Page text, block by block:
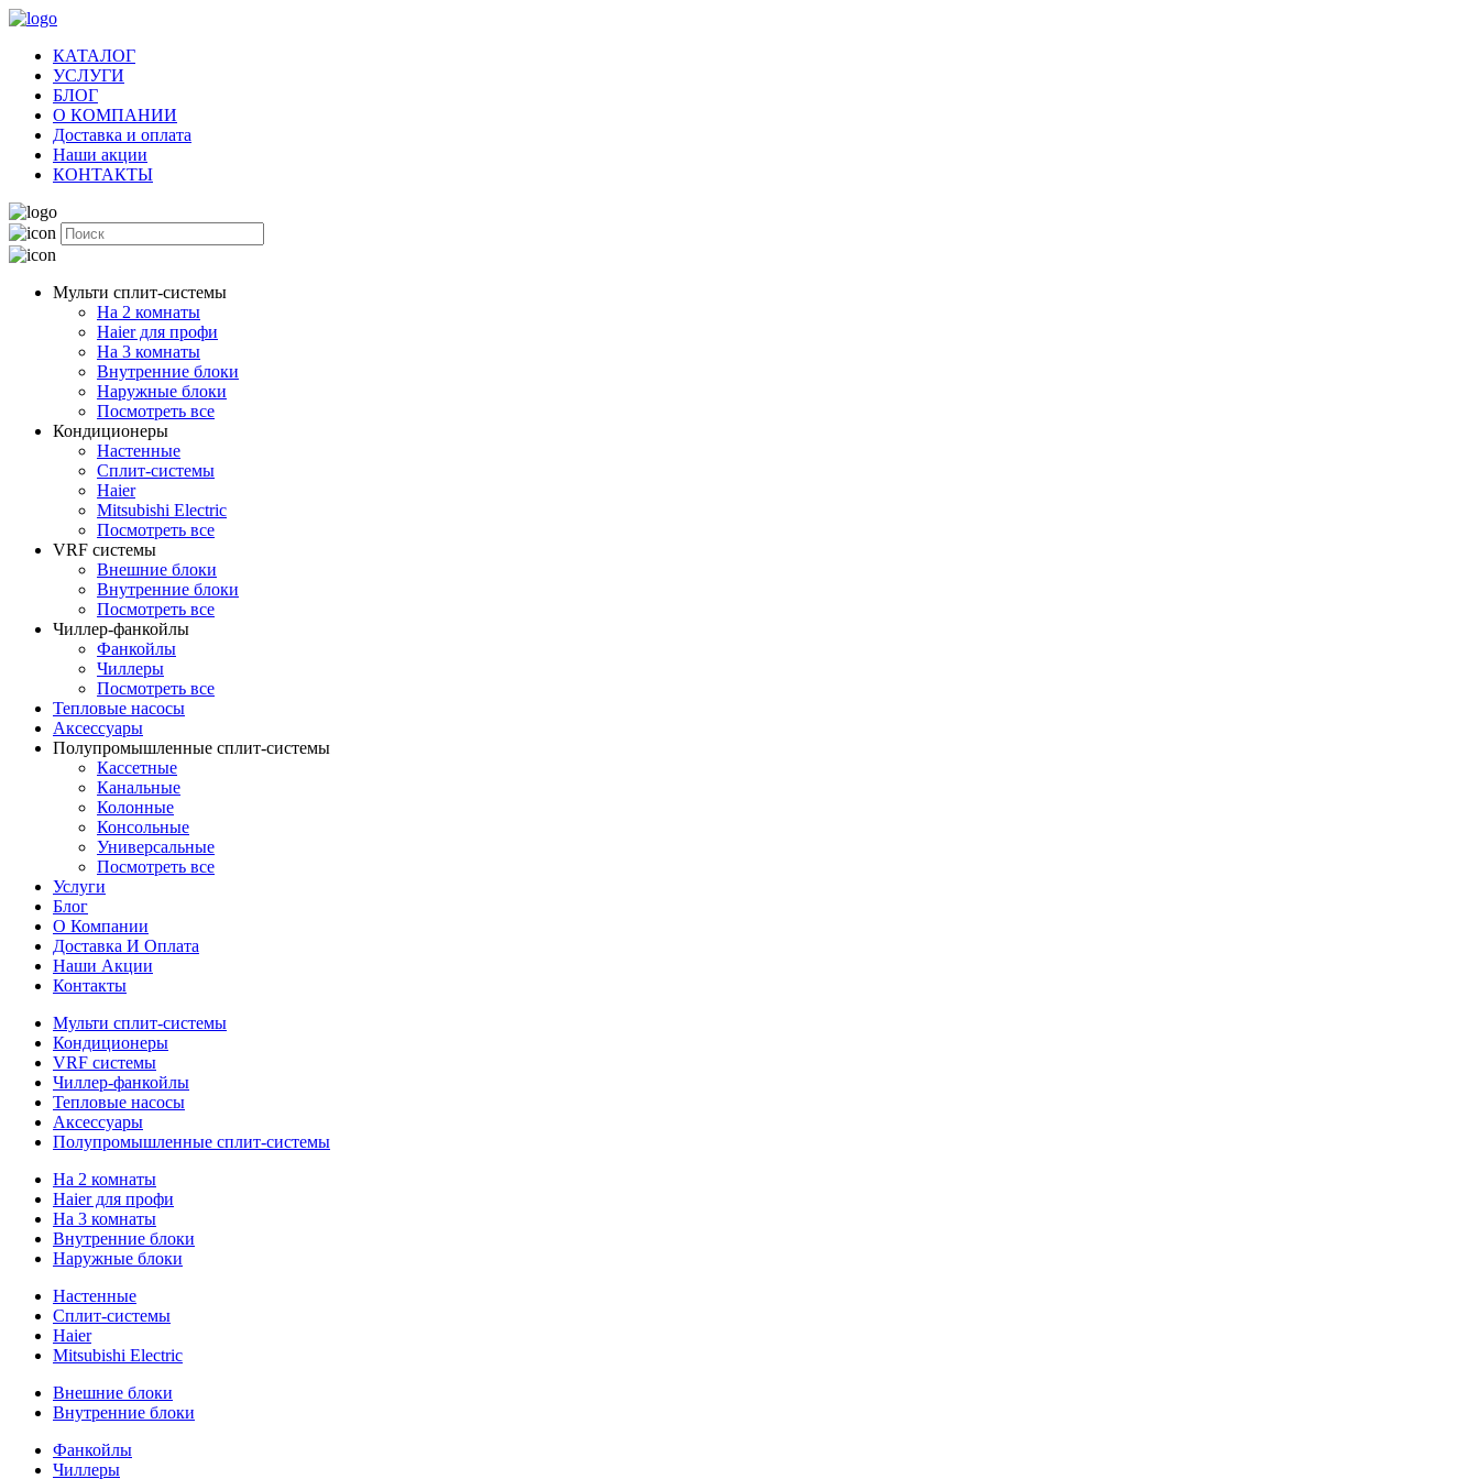
КАТАЛОГ
УСЛУГИ
БЛОГ
О КОМПАНИИ
Доставка и оплата
Наши акции
КОНТАКТЫ
Мульти сплит-системы
На 2 комнаты
Haier для профи
На 3 комнаты
Внутренние блоки
Наружные блоки
Посмотреть все
Кондиционеры
Настенные
Сплит-системы
Haier
Mitsubishi Electric
Посмотреть все
VRF системы
Внешние блоки
Внутренние блоки
Посмотреть все
Чиллер-фанкойлы
Фанкойлы
Чиллеры
Посмотреть все
Тепловые насосы
Аксессуары
Полупромышленные сплит-системы
Кассетные
Канальные
Колонные
Консольные
Универсальные
Посмотреть все
Услуги
Блог
О Компании
Доставка И Оплата
Наши Акции
Контакты
Мульти сплит-системы
Кондиционеры
VRF системы
Чиллер-фанкойлы
Тепловые насосы
Аксессуары
Полупромышленные сплит-системы
На 2 комнаты
Haier для профи
На 3 комнаты
Внутренние блоки
Наружные блоки
Настенные
Сплит-системы
Haier
Mitsubishi Electric
Внешние блоки
Внутренние блоки
Фанкойлы
Чиллеры